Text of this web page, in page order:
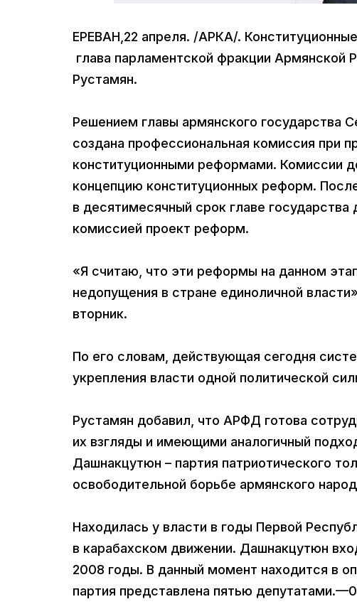
ЕРЕВАН,22 апреля. /АРКА/.
глава парламентской фракции
Рустамян.
Решением главы армянского государства
создана профессиональная комиссия при
конституционными реформами. Комиссии
концепцию конституционных реформ.
в десятимесячный срок главе
комиссией проект реформ.
«Я считаю, что эти реформы на данном
недопущения в стране единоличной
вторник.
По его словам, действующая сегодня
укрепления власти одной политической
Рустамян добавил, что АРФД готова
их взгляды и имеющими аналогичный
Дашнакцутюн – партия патриотического
освободительной борьбе армянского
Находилась у власти в годы Первой
в карабахском движении. Дашнакцутюн
2008 годы. В данный момент находится в
партия представлена пятью